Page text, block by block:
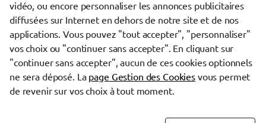
Trouver une agence Banque Populaire
Indre-et-Loire
Fondettes
evermaps ©
vidéo, ou encore personnaliser les annonces publicitaires
diffusées sur Internet en dehors de notre site et de nos
applications. Vous pouvez "tout accepter", "personnaliser"
vos choix ou "continuer sans accepter". En cliquant sur
"continuer sans accepter", aucun de ces cookies optionnels
ne sera déposé. La page Gestion des Cookiesvous permet
de revenir sur vos choix à tout moment.